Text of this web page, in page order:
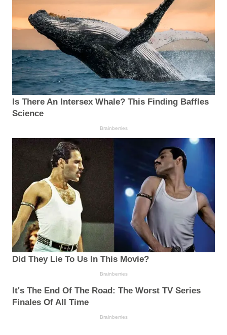
Is There An Intersex Whale? This Finding Baffles
Science
Brainberries
Did They Lie To Us In This Movie?
Brainberries
It's The End Of The Road: The Worst TV Series
Finales Of All Time
Brainberries